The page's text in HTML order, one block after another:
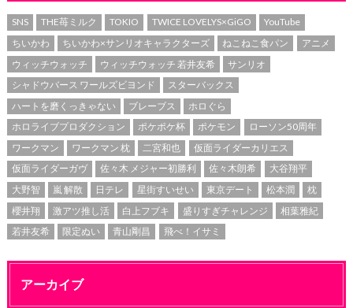
SNS THE苺ミルク TOKIO TWICE LOVELYS×GiGO
YouTube
ちいかわ
ちいかわ×サンリオキャラクターズ ねこねこ食パン
アニメ
ウィッチウォッチ
ウィッチウォッチ 若井友希
サンリオ
シャドウバース ワールズビヨンド
スターバックス
ハートを磨くっきゃない
ブレーブス
ホロぐら
ホロライブプロダクション
ポケポケ杯 ポケモン
ローソン50周年
ワークマン
ワークマン 枕 二宮和也
仮面ライダーカリエス
仮面ライダーガヴ
佐々木 メジャー初勝利 佐々木朗希
大谷翔平
大野智
嵐 解散 日テレ 星街すいせい 東京デート 松本潤
枕
櫻井翔
激アツ推し活 白上フブキ 盛りすぎチャレンジ
相葉雅紀
若井友希
限定ぬい 青山剛昌 飛べ！イサミ
アーカイブ